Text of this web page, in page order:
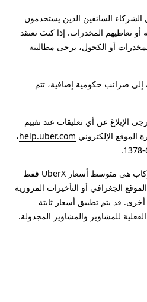
الشركاء السائقين الذين يستخدمون
أو تعاطيهم المخدرات. إذا كنتَ تعتقد
أو الكحول، يرجى مطالبته
إلى ضرائب حكومية إضافية، تتم
الإبلاغ عن أي تعليقات عند تقييم
الموقع الإلكتروني help.uber.com،
*أسعار المشاوير النموذجية للركاب هي متوسط أسعار UberX فقط
الجغرافي أو التأخيرات المرورية
قد يتم تطبيق أسعار ثابتة
للمشاوير والمشاوير المجدولة.